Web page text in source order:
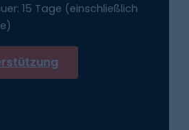
15 Tage (einschließlich